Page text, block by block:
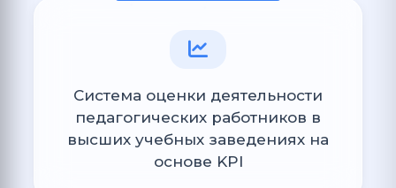
Система оценки деятельности
педагогических работников в
высших учебных заведениях на
основе KPI